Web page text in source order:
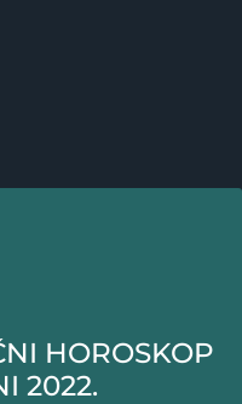
HOROSKOP
2022.